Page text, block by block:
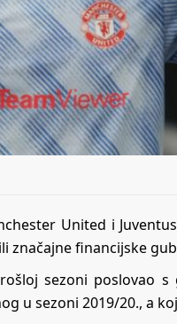
United i
značajne financijske
sezoni poslovao
u sezoni 2019/20., a